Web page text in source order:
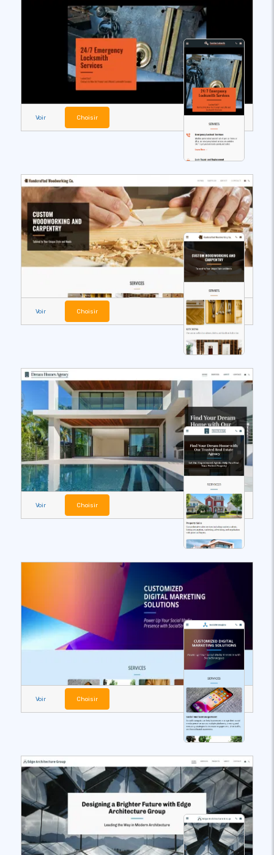
Voir Choisir
Voir Choisir
Voir Choisir
Voir Choisir